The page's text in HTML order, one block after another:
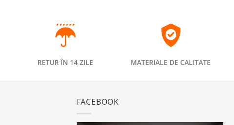
RETUR ÎN 14 ZILE MATERIALE DE CALITATE
FACEBOOK